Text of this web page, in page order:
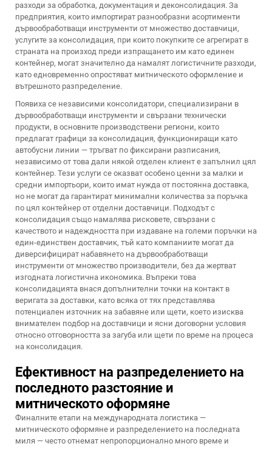
разходи за обработка, документация и деконсолидация. За
предприятия, които импортират разнообразни асортименти
дървообработващи инструменти от множество доставчици,
услугите за консолидация, при които покупките се агрегират в
страната на произход преди изпращането им като единен
контейнер, могат значително да намалят логистичните разходи,
като едновременно опростяват митническото оформление и
вътрешното разпределение.
Появиха се независими консолидатори, специализирани в
дървообработващи инструменти и свързани технически
продукти, в основните производствени региони, които
предлагат графици за консолидация, функциониращи като
автобусни линии — тръгват по фиксирани разписания,
независимо от това дали някой отделен клиент е запълнил цял
контейнер. Тези услуги се оказват особено ценни за малки и
средни импортьори, които имат нужда от постоянна доставка,
но не могат да гарантират минимални количества за поръчка
по цял контейнер от отделни доставчици. Подходът с
консолидация също намалява рисковете, свързани с
качеството и надеждността при издаване на големи поръчки на
един-единствен доставчик, тъй като компаниите могат да
диверсифицират набавянето на дървообработващи
инструменти от множество производители, без да жертват
изгодната логистична икономика. Въпреки това
консолидацията внася допълнителни точки на контакт в
веригата за доставки, като всяка от тях представлява
потенциален източник на забавяне или щети, което изисква
внимателен подбор на доставчици и ясни договорни условия
относно отговорността за загуба или щети по време на процеса
на консолидация.
Ефективност на разпределението на
последното разстояние и
митническото оформяне
Финалните етапи на международната логистика —
митническото оформяне и разпределението на последната
миля — често отнемат непропорционално много време и